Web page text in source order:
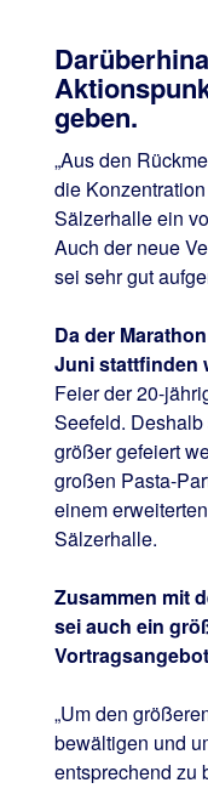
geben.
„Aus den
die
Sälzerhalle ein
Auch der neue
sei sehr gut
Da der
Juni stattfinden
Feier der 20-
Seefeld.
größer gefeiert
großen Pasta-
einem
Sälzerhalle.
Zusammen mit
sei auch ein
„Um den
bewältigen und
entsprechend zu